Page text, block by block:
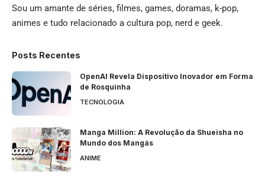
Sou um amante de séries, filmes, games, doramas, k-pop,
animes e tudo relacionado a cultura pop, nerd e geek.
Posts Recentes
OpenAI Revela Dispositivo Inovador em Forma
de Rosquinha
TECNOLOGIA
Manga Million: A Revolução da Shueisha no
Mundo dos Mangás
ANIME